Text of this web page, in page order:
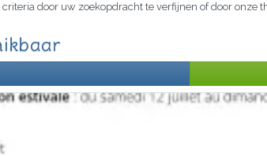
door uw zoekopdracht te verfijnen of door onze